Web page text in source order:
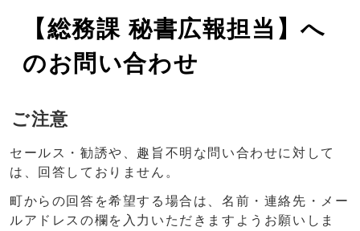
【総務課 秘書広報担当】へ
のお問い合わせ
ご注意
セールス・勧誘や、趣旨不明な問い合わせに対して
は、回答しておりません。
町からの回答を希望する場合は、名前・連絡先・メー
ルアドレスの欄を入力いただきますようお願いしま